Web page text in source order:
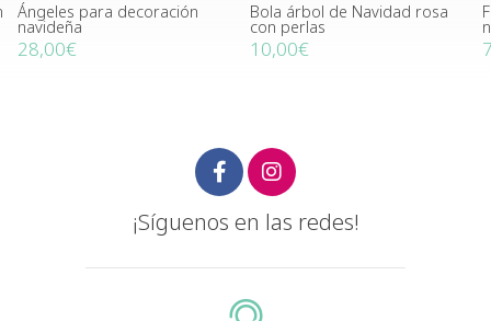
Ángeles para decoración
navideña
28,00€
Bola árbol de Navidad rosa
con perlas
10,00€
¡Síguenos en las redes!